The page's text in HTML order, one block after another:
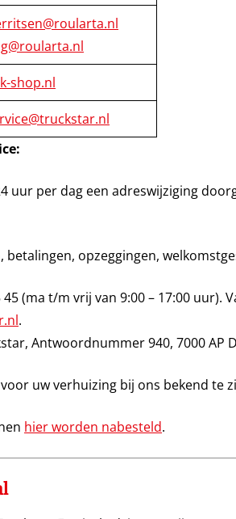
shop.nl
uur per dag een adreswijziging
opzeggingen,
45(ma t/m vrij van 9:00 – 17:00 uur).
.
Antwoordnummer 940, 7000 AP
uw verhuizing bij ons bekend te
hier worden nabesteld.